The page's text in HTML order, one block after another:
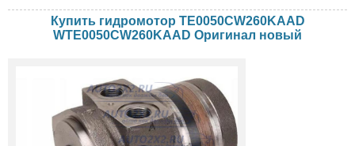
Купить гидромотор TE0050CW260KAAD
WTE0050CW260KAAD Оригинал новый